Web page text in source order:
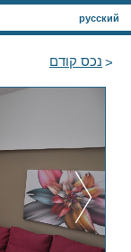
русский
נכס קודם